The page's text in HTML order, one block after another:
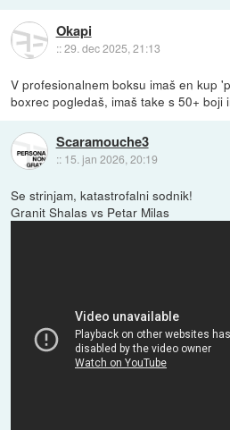
Okapi
::29. dec 2025, 21:13
V profesionalnem boksu imaš en kup
boxrec pogledaš, imaš take s 50+ boji
Scaramouche3
:: 15. jan 2026, 20:19
Se strinjam, katastrofalni sodnik!
Granit Shalas vs Petar Milas